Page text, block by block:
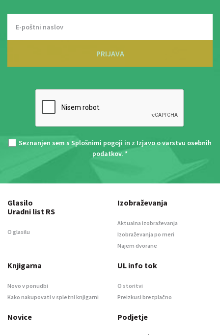
PRIJAVA
Seznanjen sem s Splošnimi pogoji in z Izjavo o varstvu osebnih
podatkov. *
Glasilo
Uradni list RS
O glasilu
Izobraževanja
Aktualna izobraževanja
Izobraževanja po meri
Najem dvorane
Knjigarna
Novo v ponudbi
Kako nakupovati v spletni knjigarni
UL info tok
O storitvi
Preizkusi brezplačno
Novice Podjetje